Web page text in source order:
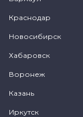
Краснодар
Новосибирск
Хабаровск
Воронеж
Казань
Иркутск